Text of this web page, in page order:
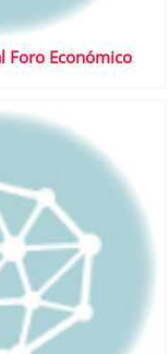
Foro Económico